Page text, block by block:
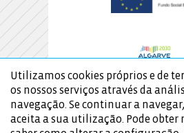
Utilizamos cookies próprios e de
os nossos serviços através da
navegação. Se continuar a
aceita a sua utilização. Pode obter